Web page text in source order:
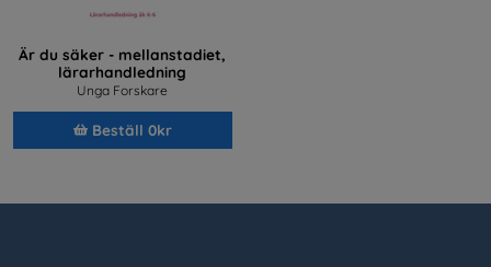
Är du säker - mellanstadiet,
lärarhandledning
Unga Forskare
Beställ 0kr